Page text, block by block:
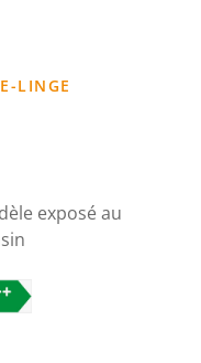
LINGE
exposé au